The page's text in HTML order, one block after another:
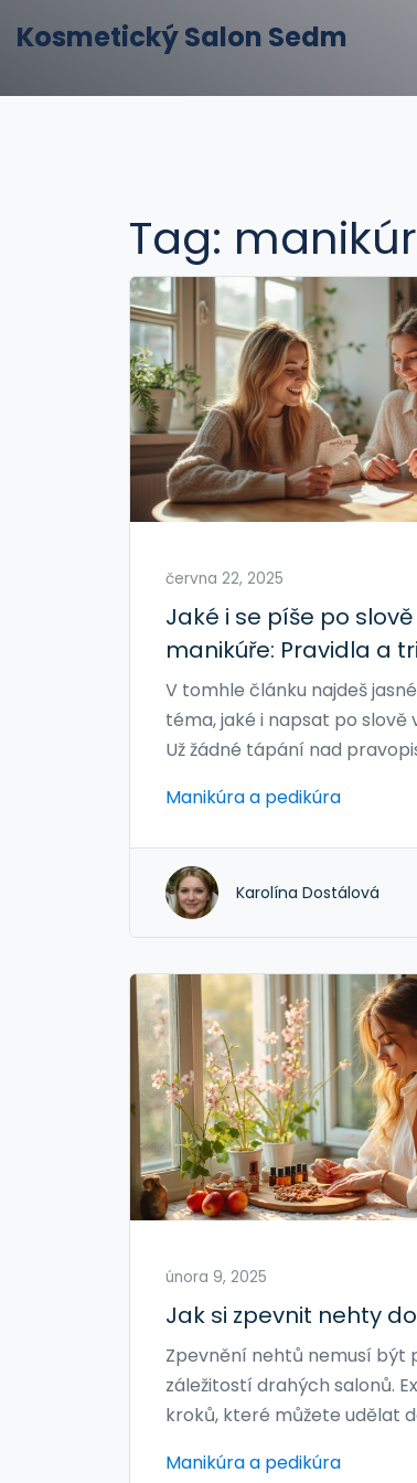
Kosmetický Salon Sedm
Tag:
června 22, 2025
Jaké i se píše po slově
manikúře: Pravidla a
V tomhle článku najdeš
téma, jaké i napsat po slově
Už žádné tápání nad
salonech. Seznámím tě s
kterým budeš mít jasno.
tipy a fakta, které tě možná
Manikúra a pedikúra
Karolína Dostálová
února 9, 2025
Jak si zpevnit nehty
Zpevnění nehtů nemusí být
záležitostí drahých salonů.
kroků, které můžete udělat
Používání správných
Manikúra a pedikúra